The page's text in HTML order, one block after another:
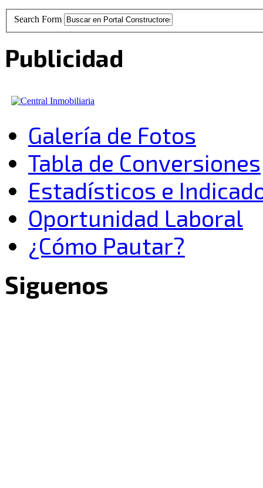
Search Form
Publicidad
Galería de Fotos
Tabla de Conversiones
Estadísticos e
Oportunidad Laboral
¿Cómo Pautar?
Siguenos